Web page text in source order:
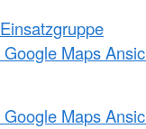
Maps
Maps